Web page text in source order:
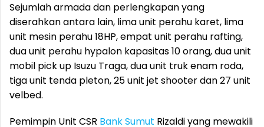
Sejumlah armada dan perlengkapan yang
diserahkan antara lain, lima unit perahu karet, lima
unit mesin perahu 18HP, empat unit perahu rafting,
dua unit perahu hypalon kapasitas 10 orang, dua unit
mobil pick up Isuzu Traga, dua unit truk enam roda,
tiga unit tenda pleton, 25 unit jet shooter dan 27 unit
velbed.
Pemimpin Unit CSR Bank Sumut Rizaldi yang mewakili